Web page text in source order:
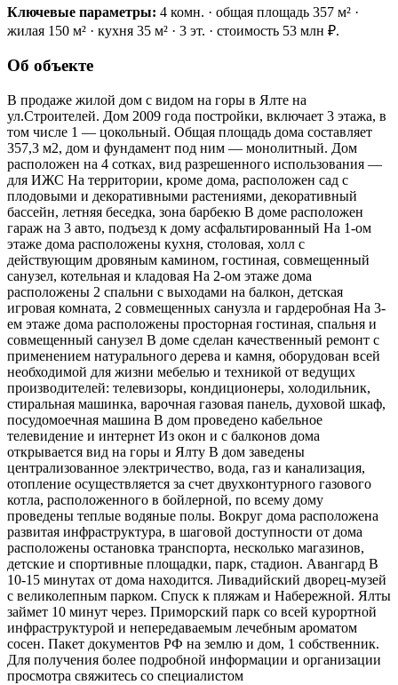
Ключевые параметры: 4 комн. · общая площадь 357 м² ·
жилая 150 м² · кухня 35 м² · 3 эт. · стоимость 53 млн ₽.
Об объекте
В продаже жилой дом с видом на горы в Ялте на
ул.Строителей. Дом 2009 года постройки, включает 3 этажа, в
том числе 1 — цокольный. Общая площадь дома составляет
357,3 м2, дом и фундамент под ним — монолитный. Дом
расположен на 4 сотках, вид разрешенного использования —
для ИЖС На территории, кроме дома, расположен сад с
плодовыми и декоративными растениями, декоративный
бассейн, летняя беседка, зона барбекю В доме расположен
гараж на 3 авто, подъезд к дому асфальтированный На 1-ом
этаже дома расположены кухня, столовая, холл с
действующим дровяным камином, гостиная, совмещенный
санузел, котельная и кладовая На 2-ом этаже дома
расположены 2 спальни с выходами на балкон, детская
игровая комната, 2 совмещенных санузла и гардеробная На 3-
ем этаже дома расположены просторная гостиная, спальня и
совмещенный санузел В доме сделан качественный ремонт с
применением натурального дерева и камня, оборудован всей
необходимой для жизни мебелью и техникой от ведущих
производителей: телевизоры, кондиционеры, холодильник,
стиральная машинка, варочная газовая панель, духовой шкаф,
посудомоечная машина В дом проведено кабельное
телевидение и интернет Из окон и с балконов дома
открывается вид на горы и Ялту В дом заведены
централизованное электричество, вода, газ и канализация,
отопление осуществляется за счет двухконтурного газового
котла, расположенного в бойлерной, по всему дому
проведены теплые водяные полы. Вокруг дома расположена
развитая инфраструктура, в шаговой доступности от дома
расположены остановка транспорта, несколько магазинов,
детские и спортивные площадки, парк, стадион. Авангард В
10-15 минутах от дома находится. Ливадийский дворец-музей
с великолепным парком. Спуск к пляжам и Набережной. Ялты
займет 10 минут через. Приморский парк со всей курортной
инфраструктурой и непередаваемым лечебным ароматом
сосен. Пакет документов РФ на землю и дом, 1 собственник.
Для получения более подробной информации и организации
просмотра свяжитесь со специалистом